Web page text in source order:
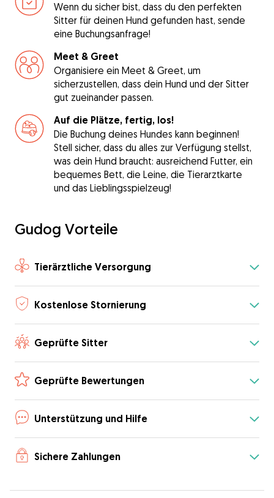
Wenn du sicher bist, dass du den perfekten
Sitter für deinen Hund gefunden hast, sende
eine Buchungsanfrage!
Meet & Greet
Organisiere ein Meet & Greet, um
sicherzustellen, dass dein Hund und der Sitter
gut zueinander passen.
Auf die Plätze, fertig, los!
Die Buchung deines Hundes kann beginnen!
Stell sicher, dass du alles zur Verfügung stellst,
was dein Hund braucht: ausreichend Futter, ein
bequemes Bett, die Leine, die Tierarztkarte
und das Lieblingsspielzeug!
Gudog Vorteile
Tierärztliche Versorgung
Kostenlose Stornierung
Geprüfte Sitter
Geprüfte Bewertungen
Unterstützung und Hilfe
Sichere Zahlungen